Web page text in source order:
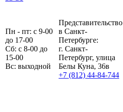
Пн - пт: с 9-00
до 17-00
Сб: с 8-00 до
15-00
Вс: выходной
Представительство
в Санкт-
Петербурге:
г. Санкт-
Петербург, улица
Белы Куна, 36в
+7 (812) 44-84-744